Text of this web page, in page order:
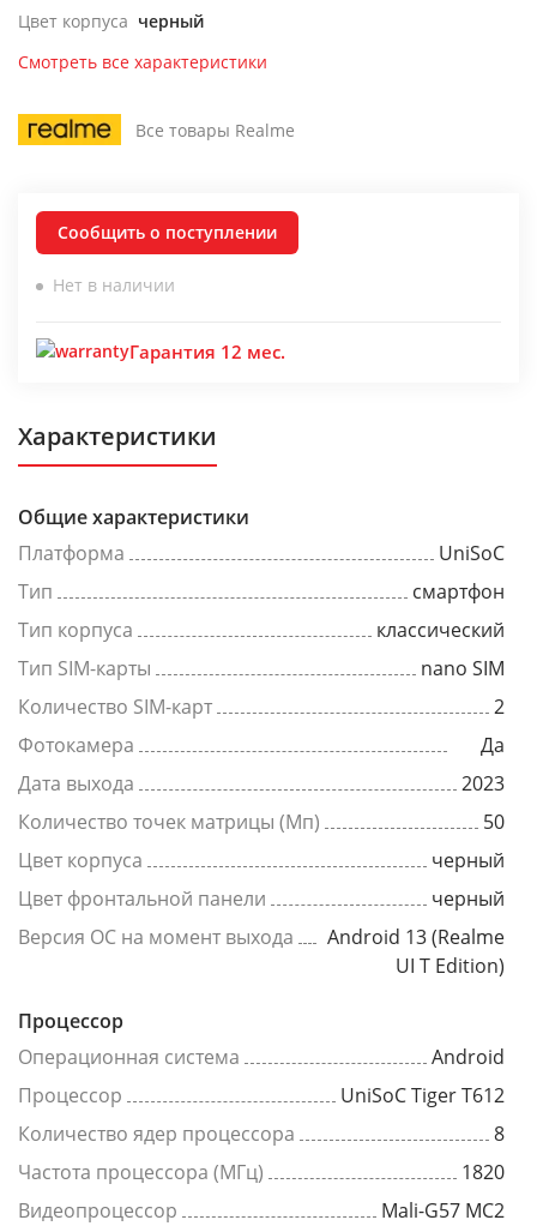
Цвет корпуса черный
Смотреть все характеристики
Все товары Realme
Сообщить о поступлении
Нет в наличии
Гарантия 12 мес.
Характеристики
Общие характеристики
Платформа
UniSoC
Тип
смартфон
Тип корпуса
классический
Тип SIM-карты
nano SIM
Количество SIM-карт
2
Фотокамера
Да
Дата выхода
2023
Количество точек матрицы (Мп)
50
Цвет корпуса
черный
Цвет фронтальной панели
черный
Версия ОС на момент выхода
Android 13 (Realme
UI T Edition)
Процессор
Операционная система
Android
Процессор
UniSoC Tiger T612
Количество ядер процессора
8
Частота процессора (МГц)
1820
Видеопроцессор
Mali-G57 MC2